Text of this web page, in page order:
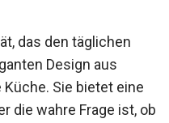
das den täglichen
Design aus
Sie bietet eine
die wahre Frage ist, ob